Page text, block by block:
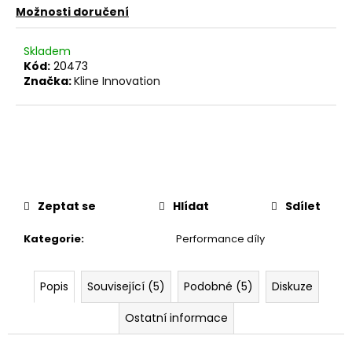
Možnosti doručení
Skladem
Kód: 20473
Značka:Kline Innovation
Kategorie: Performance díly
Zeptat se Hlídat Sdílet
Popis Související (5) Podobné (5)
Diskuze
Ostatní informace
m
e
EVENTURI
SÁNÍ
S50
B32)
28
435